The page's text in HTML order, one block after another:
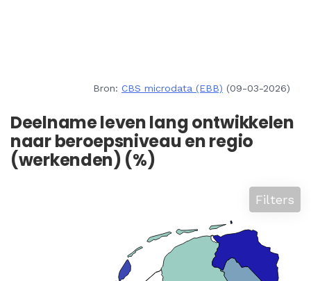
Bron: CBS microdata (EBB) (09-03-2026)
Deelname leven lang ontwikkelen
naar beroepsniveau en regio
(werkenden) (%)
Filters